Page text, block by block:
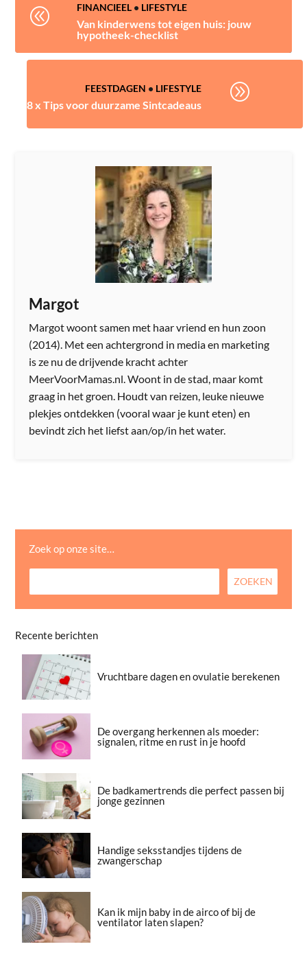
@ FINANCIEEL • LIFESTYLE
Van kinderwens tot eigen huis: jouw
hypotheek-checklist
FEESTDAGEN • LIFESTYLE
8 x Tips voor duurzame Sintcadeaus
A
Margot
Margot woont samen met haar vriend en hun zoon
(2014). Met een achtergrond in media en marketing
is ze nu de drijvende kracht achter
MeerVoorMamas.nl. Woont in de stad, maar komt
graag in het groen. Houdt van reizen, leuke nieuwe
plekjes ontdekken (vooral waar je kunt eten) en
bevindt zich het liefst aan/op/in het water.
Zoek op onze site…
Recente berichten
Vruchtbare dagen en ovulatie berekenen
De overgang herkennen als moeder:
signalen, ritme en rust in je hoofd
De badkamertrends die perfect passen bij
jonge gezinnen
Handige seksstandjes tijdens de
zwangerschap
Kan ik mijn baby in de airco of bij de
ventilator laten slapen?